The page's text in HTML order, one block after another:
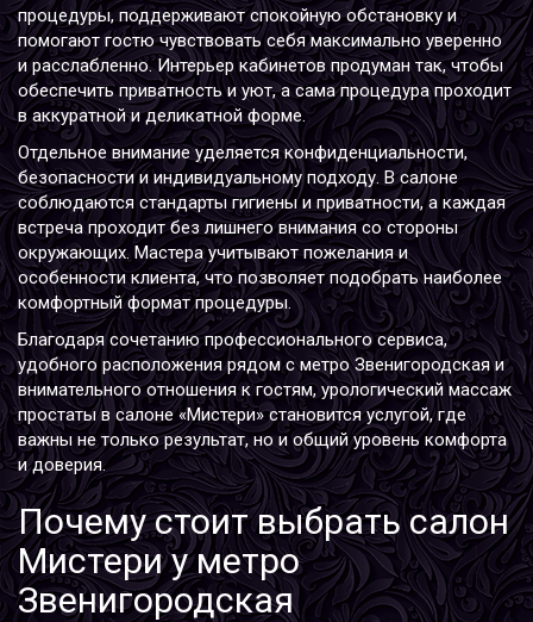
процедуры, поддерживают спокойную обстановку и
помогают гостю чувствовать себя максимально уверенно
и расслабленно. Интерьер кабинетов продуман так, чтобы
обеспечить приватность и уют, а сама процедура проходит
в аккуратной и деликатной форме.
Отдельное внимание уделяется конфиденциальности,
безопасности и индивидуальному подходу. В салоне
соблюдаются стандарты гигиены и приватности, а каждая
встреча проходит без лишнего внимания со стороны
окружающих. Мастера учитывают пожелания и
особенности клиента, что позволяет подобрать наиболее
комфортный формат процедуры.
Благодаря сочетанию профессионального сервиса,
удобного расположения рядом с метро Звенигородская и
внимательного отношения к гостям, урологический массаж
простаты в салоне «Мистери» становится услугой, где
важны не только результат, но и общий уровень комфорта
и доверия.
Почему стоит выбрать салон
Мистери у метро
Звенигородская